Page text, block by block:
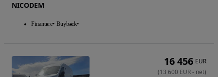
NICODEM
Finantare Buyback
16 456 EUR
(13 600 EUR- net)